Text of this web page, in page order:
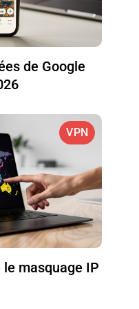
de Google
VPN
masquage IP